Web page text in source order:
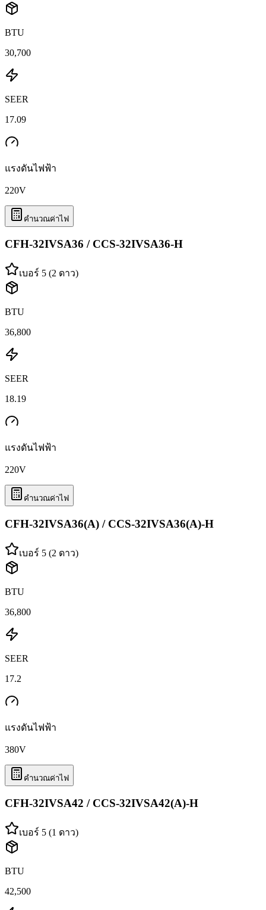
BTU
30,700
SEER
17.09
แรงดันไฟฟ้า
220V
คำนวณค่าไฟ
CFH-32IVSA36 / CCS-32IVSA36-H
เบอร์ 5 (2 ดาว)
BTU
36,800
SEER
18.19
แรงดันไฟฟ้า
220V
คำนวณค่าไฟ
CFH-32IVSA36(A) / CCS-32IVSA36(A)-H
เบอร์ 5 (2 ดาว)
BTU
36,800
SEER
17.2
แรงดันไฟฟ้า
380V
คำนวณค่าไฟ
CFH-32IVSA42 / CCS-32IVSA42(A)-H
เบอร์ 5 (1 ดาว)
BTU
42,500